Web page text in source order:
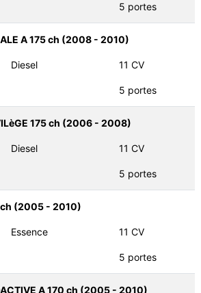
5 portes
A 175 ch (2008 - 2010)
Diesel 11 CV
5 portes
175 ch (2006 - 2008)
Diesel 11 CV
5 portes
ch (2005 - 2010)
Essence 11 CV
5 portes
A 170 ch (2005 - 2010)